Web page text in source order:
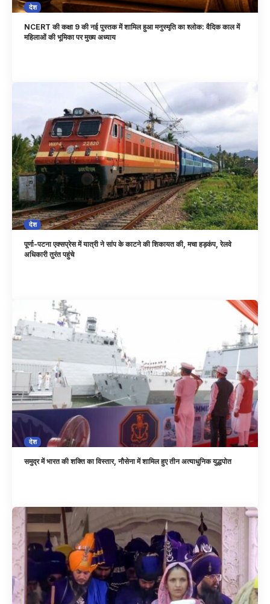
देश
NCERT की कक्षा 9 की नई पुस्तक में शामिल हुआ मनुस्मृति का श्लोक: वैदिक काल में
महिलाओं की भूमिका पर मुख्य अध्याय
देश
पूर्णा-पटना एक्सप्रेस में यात्री ने सांप के काटने की शिकायत की, मचा हड़कंप, रेलवे
अधिकारी तुरंत पहुंचे
देश
समुद्र में भारत की शक्ति का विस्तार, नौसेना में शामिल हुए तीन अत्याधुनिक युद्धपोत